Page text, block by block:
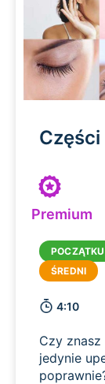
Części
Premium
4:10
Czy znasz
jedynie